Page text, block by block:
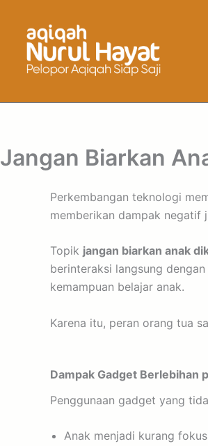
Jangan Biarkan
Perkembangan teknologi
memberikan dampak negatif
Topik jangan biarkan anak
berinteraksi langsung
kemampuan belajar anak.
Karena itu, peran orang tua
Dampak Gadget Berlebihan
Penggunaan gadget yang
Anak menjadi kurang